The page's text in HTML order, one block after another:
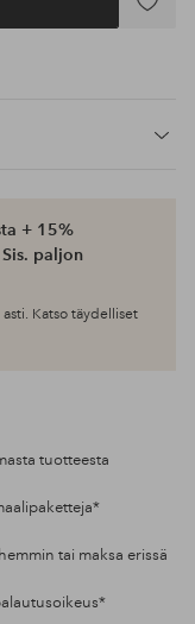
Lisää
+ 15%
paljon
Katso täydelliset
tuotteesta
tai maksa erissä